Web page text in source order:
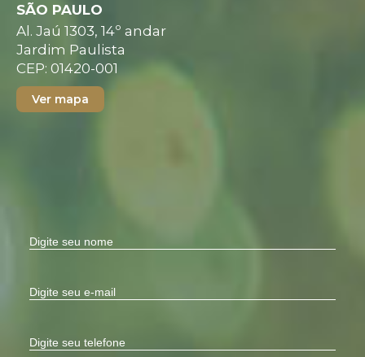
SÃO PAULO
Al. Jaú 1303, 14º andar
Jardim Paulista
CEP: 01420-001
Ver mapa